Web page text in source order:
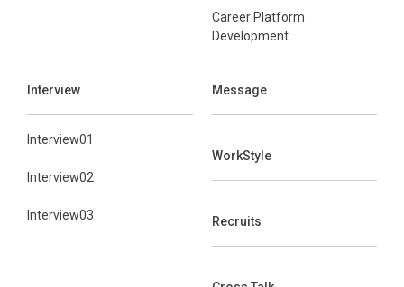
Career Platform
Development
Interview
Interview01
Interview02
Interview03
Message
WorkStyle
Recruits